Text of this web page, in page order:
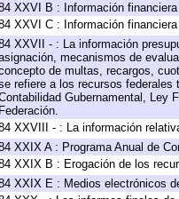
XXVI B : Información
XXVI C : Información
XXVII - : La información
mecanismos de
de multas, recargos,
refiere a los recursos
Gubernamental, Ley
Federación.
XXVIII - : La información
XXIX A : Programa Anual de
XXIX B : Erogación de los
XXIX E : Medios electrónicos